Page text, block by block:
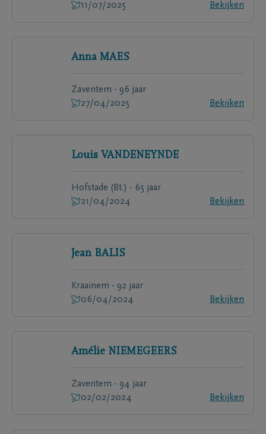
11/07/2025
Bekijken
Anna MAES
Zaventem - 96 jaar
27/04/2025
Bekijken
Louis VANDENEYNDE
Hofstade (Bt.) - 65 jaar
21/04/2024
Bekijken
Jean BALIS
Kraainem - 92 jaar
06/04/2024
Bekijken
Amélie NIEMEGEERS
Zaventem - 94 jaar
02/02/2024
Bekijken